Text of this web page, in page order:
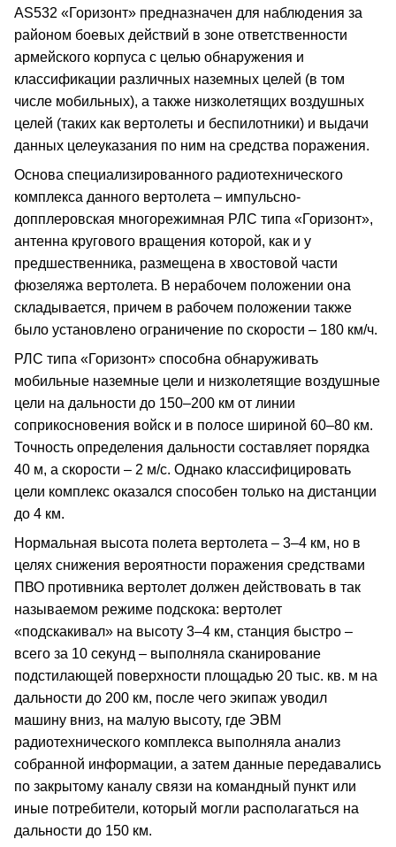
AS532 «Горизонт» предназначен для наблюдения за
районом боевых действий в зоне ответственности
армейского корпуса с целью обнаружения и
классификации различных наземных целей (в том
числе мобильных), а также низколетящих воздушных
целей (таких как вертолеты и беспилотники) и выдачи
данных целеуказания по ним на средства поражения.
Основа специализированного радиотехнического
комплекса данного вертолета – импульсно-
допплеровская многорежимная РЛС типа «Горизонт»,
антенна кругового вращения которой, как и у
предшественника, размещена в хвостовой части
фюзеляжа вертолета. В нерабочем положении она
складывается, причем в рабочем положении также
было установлено ограничение по скорости – 180 км/ч.
РЛС типа «Горизонт» способна обнаруживать
мобильные наземные цели и низколетящие воздушные
цели на дальности до 150–200 км от линии
соприкосновения войск и в полосе шириной 60–80 км.
Точность определения дальности составляет порядка
40 м, а скорости – 2 м/с. Однако классифицировать
цели комплекс оказался способен только на дистанции
до 4 км.
Нормальная высота полета вертолета – 3–4 км, но в
целях снижения вероятности поражения средствами
ПВО противника вертолет должен действовать в так
называемом режиме подскока: вертолет
«подскакивал» на высоту 3–4 км, станция быстро –
всего за 10 секунд – выполняла сканирование
подстилающей поверхности площадью 20 тыс. кв. м на
дальности до 200 км, после чего экипаж уводил
машину вниз, на малую высоту, где ЭВМ
радиотехнического комплекса выполняла анализ
собранной информации, а затем данные передавались
по закрытому каналу связи на командный пункт или
иные потребители, который могли располагаться на
дальности до 150 км.